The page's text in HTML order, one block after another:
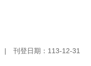
刊登日期：113-12-31